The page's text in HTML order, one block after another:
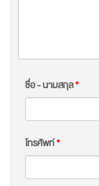
ชื่อ - นามสกุล*
โทรศัพท์*